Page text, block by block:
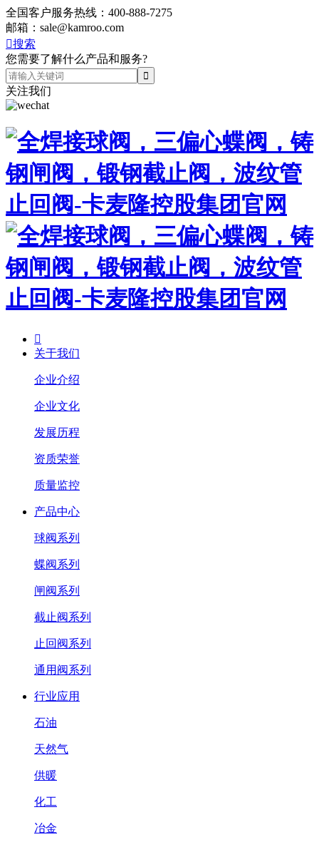
全国客户服务热线： 400-888-7275
邮箱： sale@kamroo.com
搜索
您需要了解什么产品和服务?
关注我们

关于我们
企业介绍
企业文化
发展历程
资质荣誉
质量监控
产品中心
球阀系列
蝶阀系列
闸阀系列
截止阀系列
止回阀系列
通用阀系列
行业应用
石油
天然气
供暖
化工
冶金